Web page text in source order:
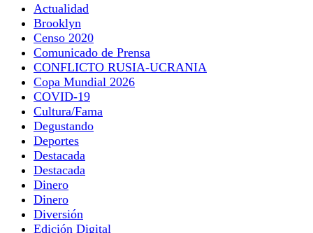
Actualidad
Brooklyn
Censo 2020
Comunicado de Prensa
CONFLICTO RUSIA-UCRANIA
Copa Mundial 2026
COVID-19
Cultura/Fama
Degustando
Deportes
Destacada
Destacada
Dinero
Dinero
Diversión
Edición Digital